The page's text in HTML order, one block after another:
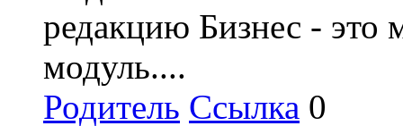
редакцию Бизнес - это
модуль....
Родитель Ссылка 0